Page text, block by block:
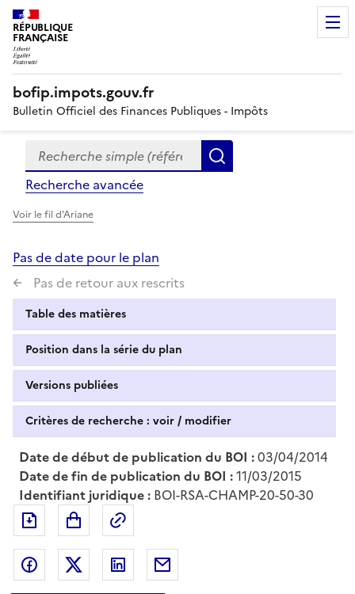
RÉPUBLIQUE
FRANÇAISE
bofip.impots.gouv.fr
Bulletin Officiel des Finances Publiques - Impôts
Formulaire
de
recherche
Recherche simple (références, mots clés, partie du
Recherche avancée
Voir le fil d'Ariane
Pas de date pour le plan
Pas de retour aux rescrits
Table des matières
Position dans la série du plan
Versions publiées
Critères de recherche : voir / modifier
Date de début de publication du BOI :03/04/2014
Date de fin de publication du BOI :11/03/2015
Identifiant juridique : BOI-RSA-CHAMP-20-50-30
Exporter le document au format pdf
Partager sur Facebook
Partager sur Twitter
Partager sur LinkedIn